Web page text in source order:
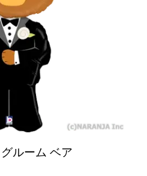
ルーム ベア